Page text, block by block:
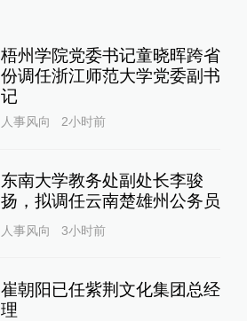
梧州学院党委书记童晓晖跨省
份调任浙江师范大学党委副书
记
人事风向 2小时前
东南大学教务处副处长李骏
扬，拟调任云南楚雄州公务员
人事风向 3小时前
崔朝阳已任紫荆文化集团总经
理